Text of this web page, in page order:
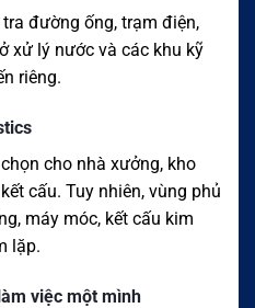
đường ống, trạm điện,
xử lý nước và các khu kỹ
riêng.
cho nhà xưởng, kho
cấu. Tuy nhiên, vùng phủ
máy móc, kết cấu kim
lặp.
việc một mình